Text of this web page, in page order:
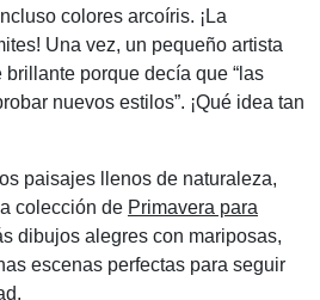
colores arcoíris. ¡La
Una vez, un pequeño artista
porque decía que “las
nuevos estilos”. ¡Qué idea tan
paisajes llenos de naturaleza,
colección de Primavera para
dibujos alegres con mariposas,
escenas perfectas para seguir